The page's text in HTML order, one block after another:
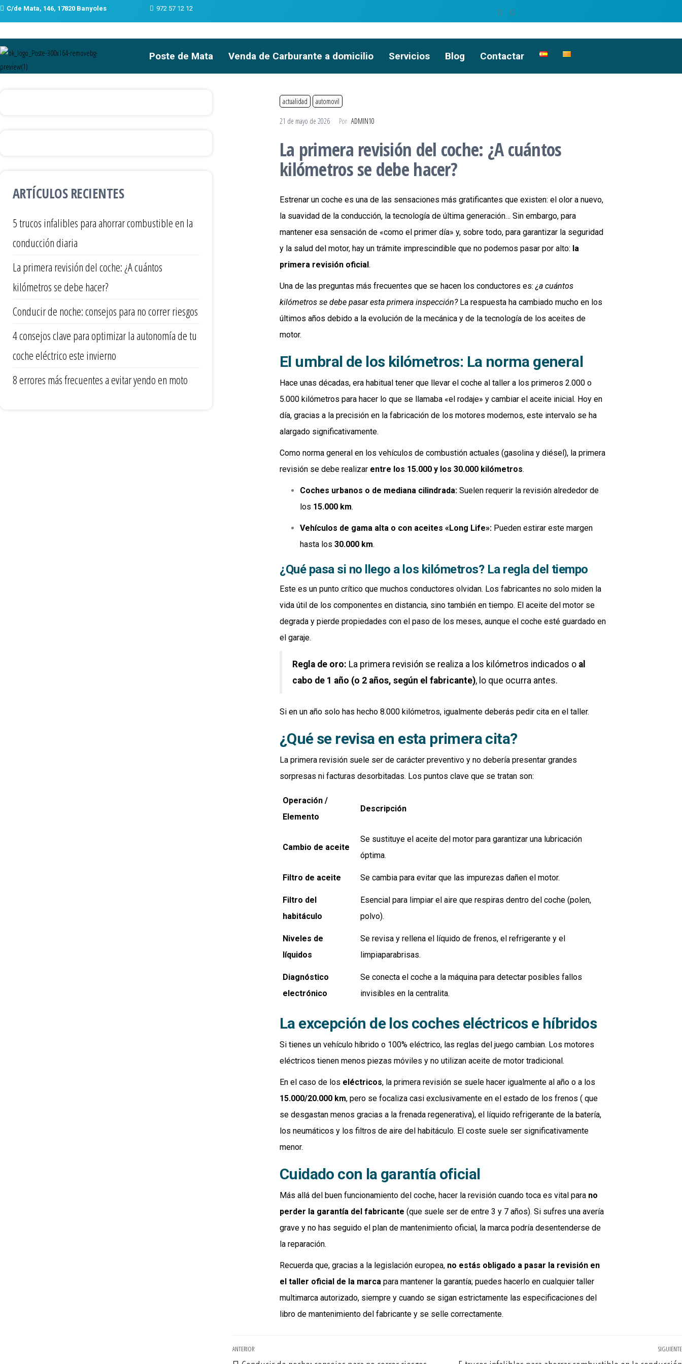
C/de Mata, 146, 17820 Banyoles 972 57 12 12
Poste de Mata Venda de Carburante a domicilio Servicios Blog Contactar
actualidad automovil
21 de mayo de 2026 Por ADMIN10
La primera revisión del coche: ¿A cuántos
kilómetros se debe hacer?
Estrenar un coche es una de las sensaciones más gratificantes que existen: el olor a nuevo,
la suavidad de la conducción, la tecnología de última generación… Sin embargo, para
mantener esa sensación de «como el primer día» y, sobre todo, para garantizar la seguridad
y la salud del motor, hay un trámite imprescindible que no podemos pasar por alto: la
primera revisión oficial.
Una de las preguntas más frecuentes que se hacen los conductores es:¿a cuántos
kilómetros se debe pasar esta primera inspección?La respuesta ha cambiado mucho en los
últimos años debido a la evolución de la mecánica y de la tecnología de los aceites de
motor.
El umbral de los kilómetros: La norma general
Hace unas décadas, era habitual tener que llevar el coche al taller a los primeros 2.000 o
5.000 kilómetros para hacer lo que se llamaba «el rodaje» y cambiar el aceite inicial. Hoy en
día, gracias a la precisión en la fabricación de los motores modernos, este intervalo se ha
alargado significativamente.
Como norma general en los vehículos de combustión actuales (gasolina y diésel), la primera
revisión se debe realizar entre los 15.000 y los 30.000 kilómetros.
Coches urbanos o de mediana cilindrada: Suelen requerir la revisión alrededor de
los 15.000 km.
Vehículos de gama alta o con aceites «Long Life»: Pueden estirar este margen
hasta los 30.000 km.
¿Qué pasa si no llego a los kilómetros? La regla del tiempo
Este es un punto crítico que muchos conductores olvidan. Los fabricantes no solo miden la
vida útil de los componentes en distancia, sino también en tiempo. El aceite del motor se
degrada y pierde propiedades con el paso de los meses, aunque el coche esté guardado en
el garaje.
Regla de oro: La primera revisión se realiza a los kilómetros indicados o al
cabo de 1 año (o 2 años, según el fabricante), lo que ocurra antes.
Si en un año solo has hecho 8.000 kilómetros, igualmente deberás pedir cita en el taller.
¿Qué se revisa en esta primera cita?
La primera revisión suele ser de carácter preventivo y no debería presentar grandes
sorpresas ni facturas desorbitadas. Los puntos clave que se tratan son:
Operación /
Elemento
Descripción
Cambio de aceite
Se sustituye el aceite del motor para garantizar una lubricación
óptima.
Filtro de aceite Se cambia para evitar que las impurezas dañen el motor.
Filtro del
habitáculo
Esencial para limpiar el aire que respiras dentro del coche (polen,
polvo).
Niveles de
líquidos
Se revisa y rellena el líquido de frenos, el refrigerante y el
limpiaparabrisas.
Diagnóstico
electrónico
Se conecta el coche a la máquina para detectar posibles fallos
invisibles en la centralita.
La excepción de los coches eléctricos e híbridos
Si tienes un vehículo híbrido o 100% eléctrico, las reglas del juego cambian. Los motores
eléctricos tienen menos piezas móviles y no utilizan aceite de motor tradicional.
En el caso de los eléctricos, la primera revisión se suele hacer igualmente al año o a los
15.000/20.000 km, pero se focaliza casi exclusivamente en el estado de los frenos ( que
se desgastan menos gracias a la frenada regenerativa), el líquido refrigerante de la batería,
los neumáticos y los filtros de aire del habitáculo. El coste suele ser significativamente
menor.
Cuidado con la garantía oficial
Más allá del buen funcionamiento del coche, hacer la revisión cuando toca es vital para no
perder la garantía del fabricante (que suele ser de entre 3 y 7 años). Si sufres una avería
grave y no has seguido el plan de mantenimiento oficial, la marca podría desentenderse de
la reparación.
Recuerda que, gracias a la legislación europea, no estás obligado a pasar la revisión en
el taller oficial de la marca para mantener la garantía; puedes hacerlo en cualquier taller
multimarca autorizado, siempre y cuando se sigan estrictamente las especificaciones del
libro de mantenimiento del fabricante y se selle correctamente.
ANTERIOR SIGUIENTE
ARTÍCULOS RECIENTES
5 trucos infalibles para ahorrar combustible en la
conducción diaria
La primera revisión del coche: ¿A cuántos
kilómetros se debe hacer?
Conducir de noche: consejos para no correr riesgos
4 consejos clave para optimizar la autonomía de tu
coche eléctrico este invierno
8 errores más frecuentes a evitar yendo en moto